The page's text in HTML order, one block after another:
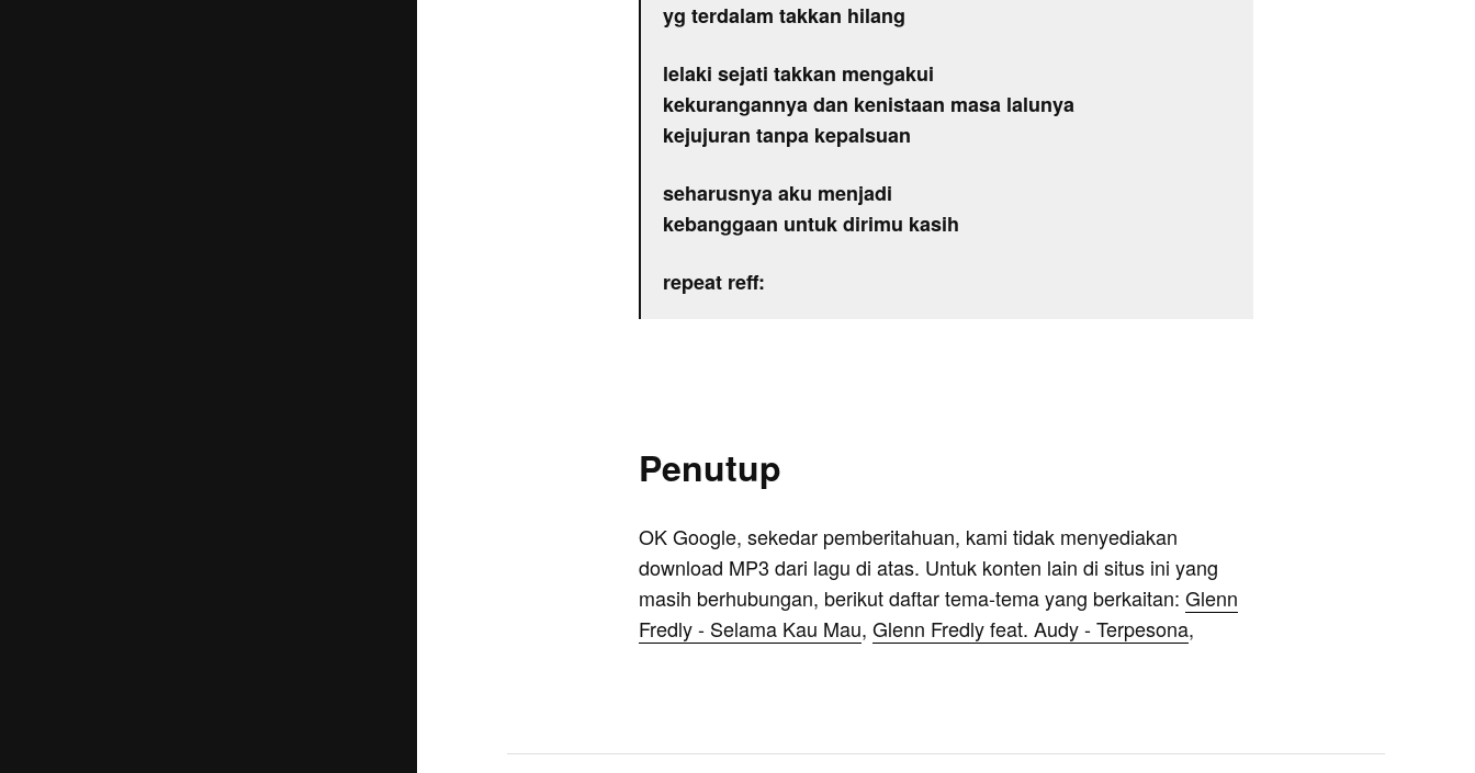
yg terdalam takkan hilang
lelaki sejati takkan mengakui
kekurangannya dan kenistaan masa lalunya
kejujuran tanpa kepalsuan
seharusnya aku menjadi
kebanggaan untuk dirimu kasih
repeat reff:
Penutup
OK Google, sekedar pemberitahuan, kami tidak menyediakan
download MP3 dari lagu di atas. Untuk konten lain di situs ini yang
masih berhubungan, berikut daftar tema-tema yang berkaitan: Glenn
Fredly - Selama Kau Mau, Glenn Fredly feat. Audy - Terpesona,